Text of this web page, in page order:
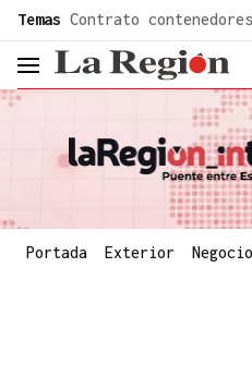
Temas Contrato contenedores
header.menu.open
Portada Exterior